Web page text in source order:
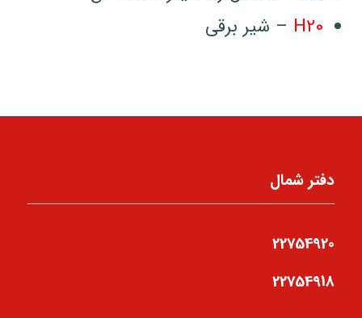
H20 – شیر برقی
دفتر شمال
22754920
22754918